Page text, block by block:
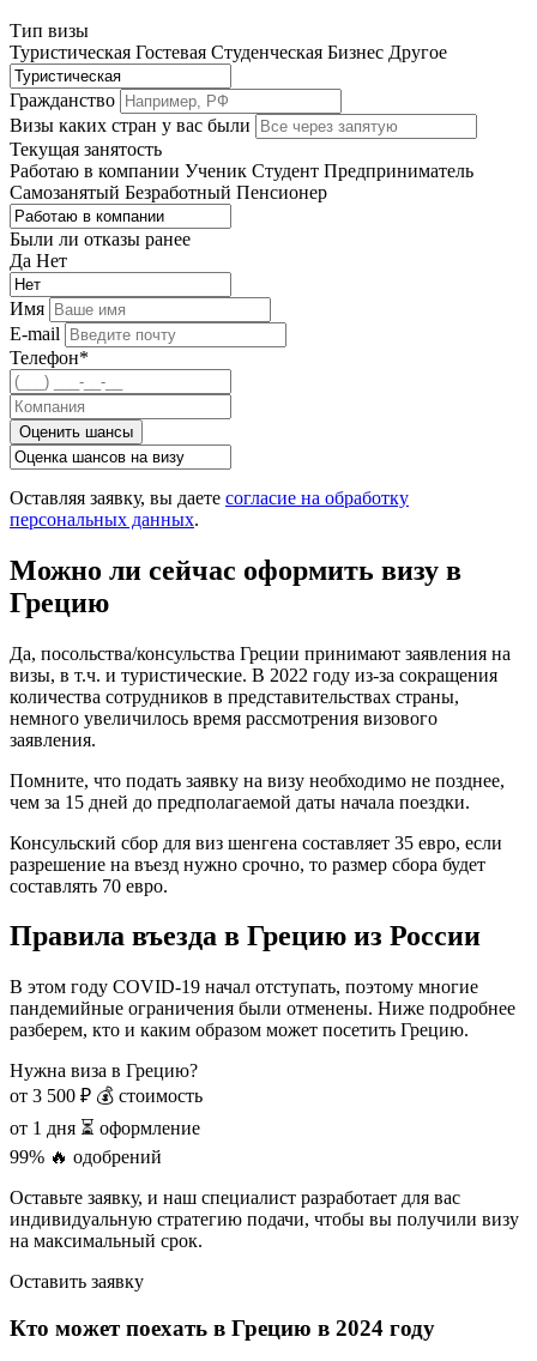
Тип визы
Туристическая Гостевая Студенческая Бизнес Другое
Гражданство
Визы каких стран у вас были
Текущая занятость
Работаю в компании Ученик Студент Предприниматель
Самозанятый Безработный Пенсионер
Были ли отказы ранее
Да Нет
Имя
E-mail
Телефон*
Оценить шансы
Оставляя заявку, вы даете согласие на обработку
персональных данных.
Можно ли сейчас оформить визу в
Грецию
Да, посольства/консульства Греции принимают заявления на
визы, в т.ч. и туристические. В 2022 году из-за сокращения
количества сотрудников в представительствах страны,
немного увеличилось время рассмотрения визового
заявления.
Помните, что подать заявку на визу необходимо не позднее,
чем за 15 дней до предполагаемой даты начала поездки.
Консульский сбор для виз шенгена составляет 35 евро, если
разрешение на въезд нужно срочно, то размер сбора будет
составлять 70 евро.
Правила въезда в Грецию из России
В этом году COVID-19 начал отступать, поэтому многие
пандемийные ограничения были отменены. Ниже подробнее
разберем, кто и каким образом может посетить Грецию.
Нужна виза в Грецию?
от 3 500 ₽ 💰 стоимость
от 1 дня ⏳ оформление
99% 🔥 одобрений
Оставьте заявку, и наш специалист разработает для вас
индивидуальную стратегию подачи, чтобы вы получили визу
на максимальный срок.
Оставить заявку
Кто может поехать в Грецию в 2024 году